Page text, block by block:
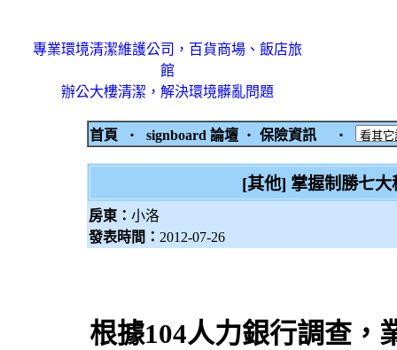
專業環境清潔維護公司，百貨商場、飯店旅
館
辦公大樓清潔，解決環境髒亂問題
首頁 ‧ signboard 論壇 ‧ 保險資訊 ‧
[其他] 掌握制勝七
房東： 小洛
發表時間： 2012-07-26
根據104人力銀行調查，